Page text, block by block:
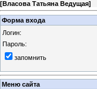
[Власова Татьяна Ведущая]
Форма входа
Логин:
Пароль:
запомнить
Меню сайта